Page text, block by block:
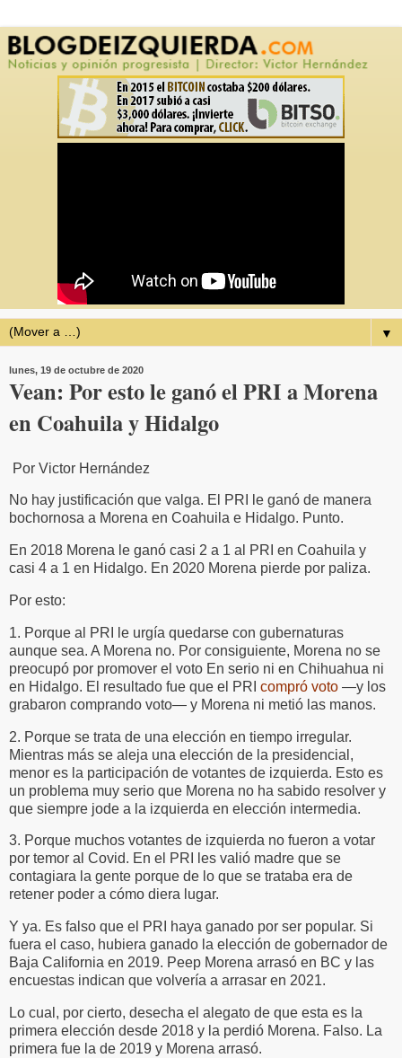
▼
lunes, 19 de octubre de 2020
Vean: Por esto le ganó el PRI a Morena
en Coahuila y Hidalgo
Por Victor Hernández
No hay justificación que valga. El PRI le ganó de manera
bochornosa a Morena en Coahuila e Hidalgo. Punto.
En 2018 Morena le ganó casi 2 a 1 al PRI en Coahuila y
casi 4 a 1 en Hidalgo. En 2020 Morena pierde por paliza.
Por esto:
1. Porque al PRI le urgía quedarse con gubernaturas
aunque sea. A Morena no. Por consiguiente, Morena no se
preocupó por promover el voto En serio ni en Chihuahua ni
en Hidalgo. El resultado fue que el PRI compró voto —y los
grabaron comprando voto— y Morena ni metió las manos.
2. Porque se trata de una elección en tiempo irregular.
Mientras más se aleja una elección de la presidencial,
menor es la participación de votantes de izquierda. Esto es
un problema muy serio que Morena no ha sabido resolver y
que siempre jode a la izquierda en elección intermedia.
3. Porque muchos votantes de izquierda no fueron a votar
por temor al Covid. En el PRI les valió madre que se
contagiara la gente porque de lo que se trataba era de
retener poder a cómo diera lugar.
Y ya. Es falso que el PRI haya ganado por ser popular. Si
fuera el caso, hubiera ganado la elección de gobernador de
Baja California en 2019. Peep Morena arrasó en BC y las
encuestas indican que volvería a arrasar en 2021.
Lo cual, por cierto, desecha el alegato de que esta es la
primera elección desde 2018 y la perdió Morena. Falso. La
primera fue la de 2019 y Morena arrasó.